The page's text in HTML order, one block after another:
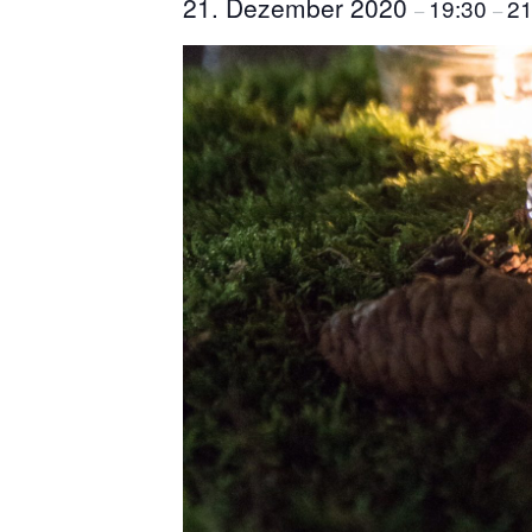
21. Dezember 2020– 19:30–